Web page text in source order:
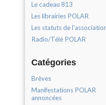
Le cadeau 813
Les librairies POLAR
Les statuts de
Radio/Télé POLAR
Catégories
Brèves
Manifestations POLAR
annoncées